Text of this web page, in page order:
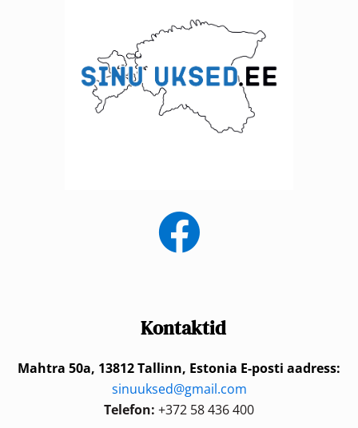
Kontaktid
Mahtra 50a, 13812 Tallinn, Estonia E-posti aadress:
sinuuksed@gmail.com
Telefon: +372 58 436 400